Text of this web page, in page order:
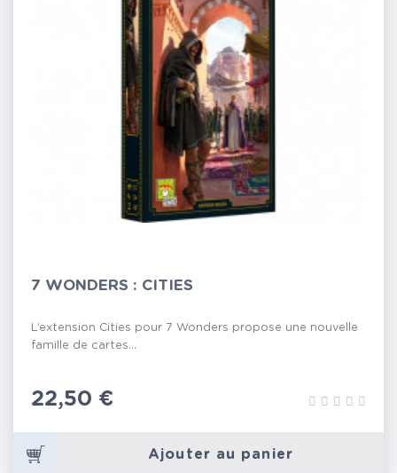
7 WONDERS : CITIES
L’extension Cities pour 7 Wonders propose une nouvelle
famille de cartes...
Prix
22,50 €
Ajouter au panier